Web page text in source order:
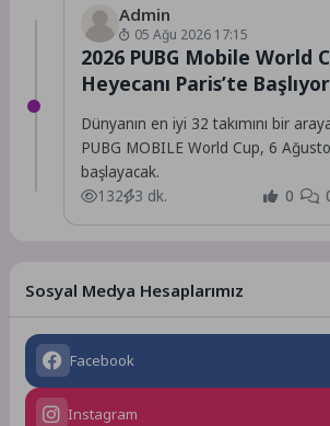
Admin
05 Ağu 2026 17:15
2026 PUBG Mobile World
Heyecanı Paris’te Başlıyor
Dünyanın en iyi 32 takımını bir
PUBG MOBILE World Cup, 6
başlayacak.
132
3 dk. 0
Sosyal Medya Hesaplarımız
Facebook
Instagram